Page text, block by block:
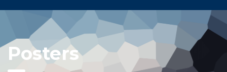
Posters